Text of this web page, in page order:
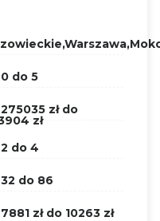
do 5
zł do
zł
do 4
do 86
zł do 10263 zł